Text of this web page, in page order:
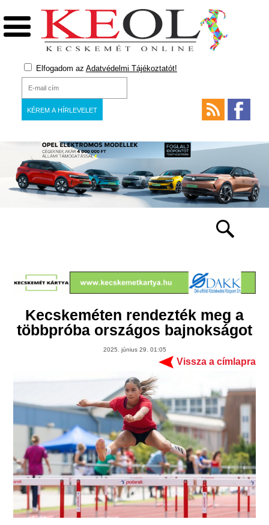
Elfogadom az Adatvédelmi Tájékoztatót!
Kecskeméten rendezték meg a
többpróba országos bajnokságot
2025. június 29. 01:05
Vissza a címlapra